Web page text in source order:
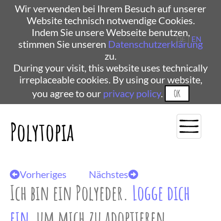
Wir verwenden bei Ihrem Besuch auf unserer
Website technisch notwendige Cookies.
Indem Sie unsere Webseite benutzen,
stimmen Sie unseren Datenschutzerklärung
zu.
During your visit, this website uses technically
irreplaceable cookies. By using our website,
you agree to our privacy policy. OK
Polytopia
DE | EN
Vorheriges Nächstes
Ich bin ein Polyeder. Logge dich